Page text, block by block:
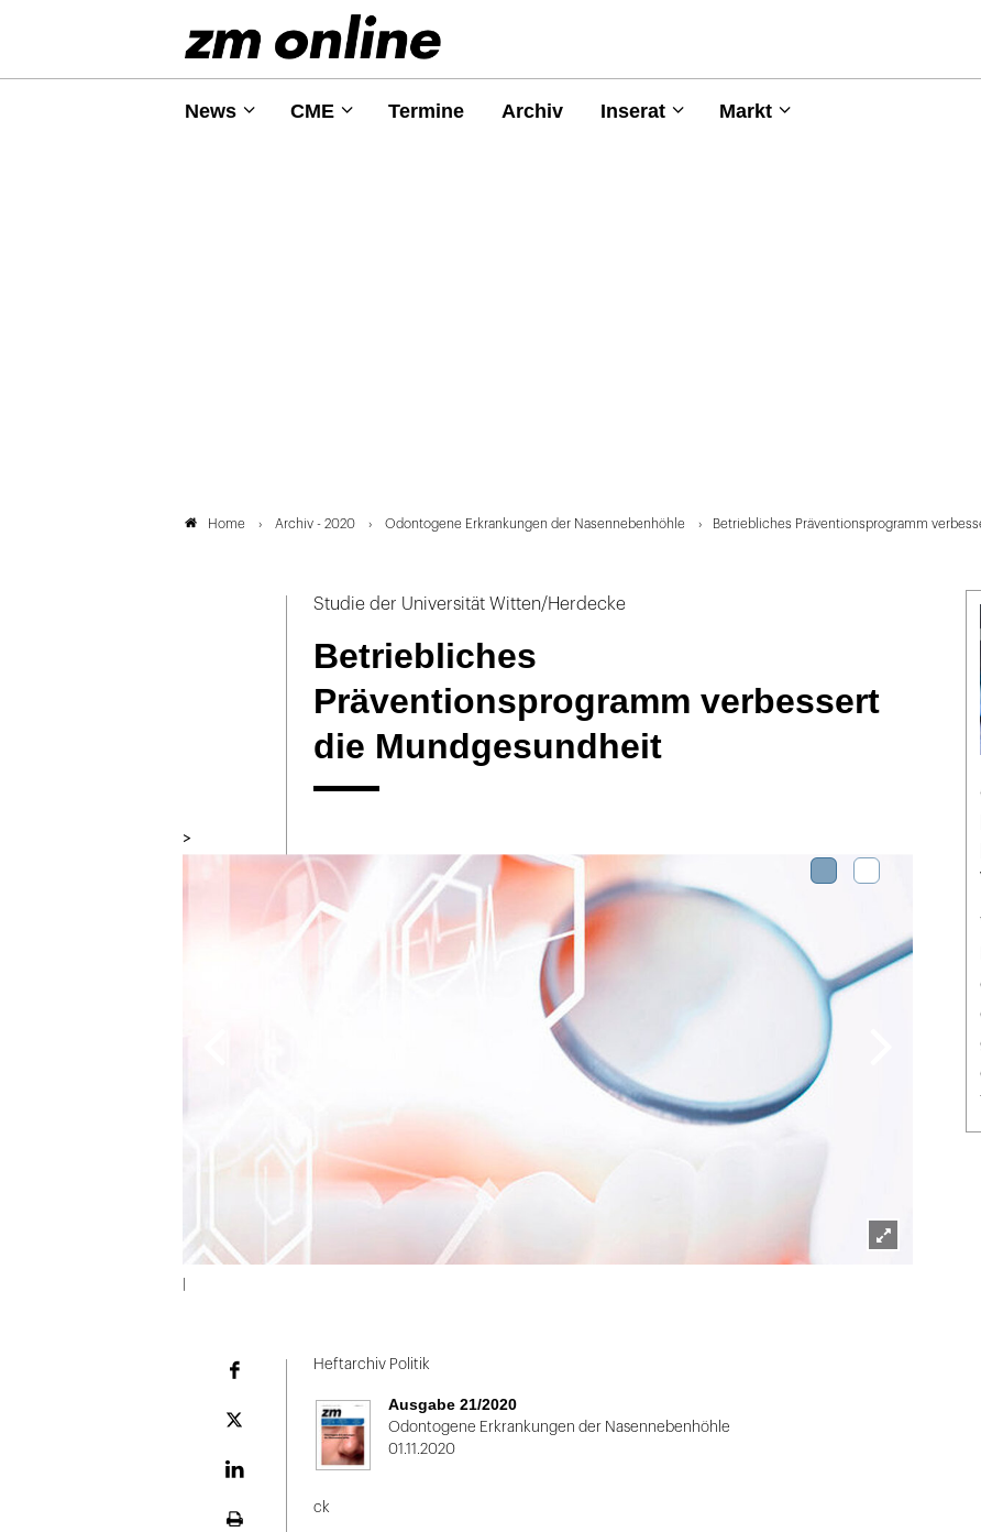
News CME Termine Archiv Inserat Markt
Home Archiv - 2020 Odontogene Erkrankungen der Nasennebenhöhle Betriebliches Präventionsprogramm
Studie der Universität Witten/Herdecke
Betriebliches
Präventionsprogramm verbessert
die Mundgesundheit
>
Plattform
Heftarchiv Politik
Ausgabe 21/2020
Odontogene Erkrankungen der Nasennebenhöhle
01.11.2020
ck